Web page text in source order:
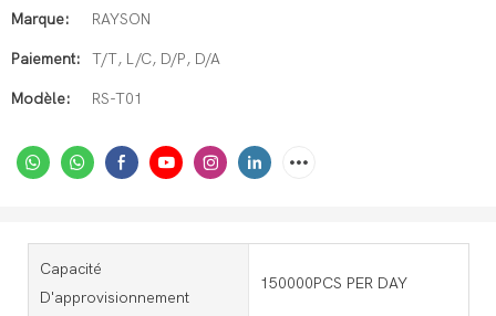
Marque: RAYSON
Paiement: T/T, L/C, D/P, D/A
Modèle: RS-T01
Capacité
D'approvisionnement
150000PCS PER DAY